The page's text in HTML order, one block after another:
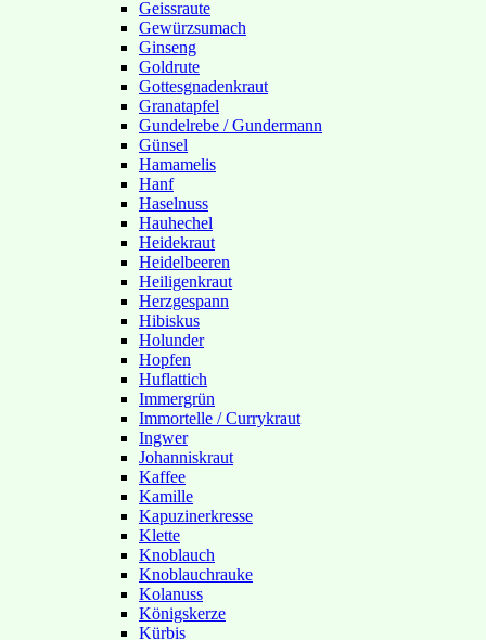
Geissraute
Gewürzsumach
Ginseng
Goldrute
Gottesgnadenkraut
Granatapfel
Gundelrebe / Gundermann
Günsel
Hamamelis
Hanf
Haselnuss
Hauhechel
Heidekraut
Heidelbeeren
Heiligenkraut
Herzgespann
Hibiskus
Holunder
Hopfen
Huflattich
Immergrün
Immortelle / Currykraut
Ingwer
Johanniskraut
Kaffee
Kamille
Kapuzinerkresse
Klette
Knoblauch
Knoblauchrauke
Kolanuss
Königskerze
Kürbis